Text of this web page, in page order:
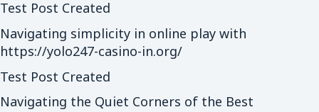
Test Post Created
Navigating simplicity in online play with
https://yolo247-casino-in.org/
Test Post Created
Navigating the Quiet Corners of the Best